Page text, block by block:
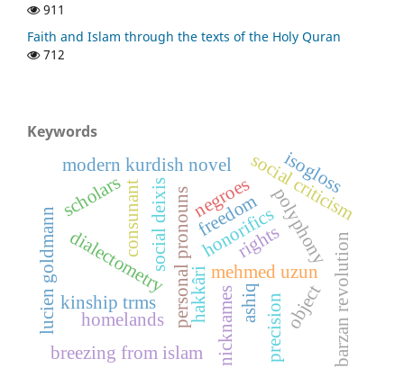
911
Faith and Islam through the texts of the Holy Quran
712
Keywords
hakkâri
dialectometry mehmed uzun
polyphony
personal pronouns
kinship trms nicknames
honorifics
social deixis
ashiq
lucien goldmann
social criticism
consunant
modern kurdish novel
precision barzan revolution
breezing from islam
isogloss
negroes
freedom
rights
object
homelands
scholars